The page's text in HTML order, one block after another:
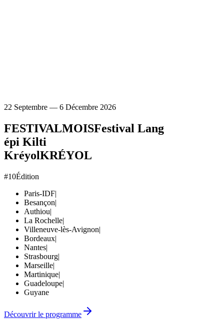
22 Septembre — 6 Décembre 2026
FESTIVALMOISFestival Lang
épi Kilti
KréyolKRÉYOL
#10Édition
Paris-IDF|
Besançon|
Authiou|
La Rochelle|
Villeneuve-lès-Avignon|
Bordeaux|
Nantes|
Strasbourg|
Marseille|
Martinique|
Guadeloupe|
Guyane
Découvrir le programme